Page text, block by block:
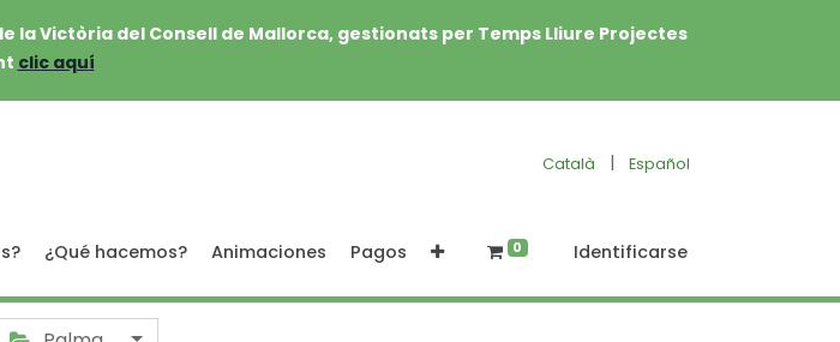
Victòria del Consell de Mallorca, gestionats per Temps Lliure Projectes
clic aquí
Català | Español
¿Qué hacemos? Animaciones Pagos 0 Identificarse